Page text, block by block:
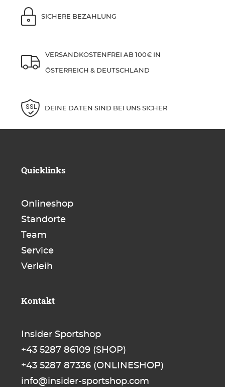
SICHERE BEZAHLUNG
VERSANDKOSTENFREI AB 100€ IN
ÖSTERREICH & DEUTSCHLAND
DEINE DATEN SIND BEI UNS SICHER
Quicklinks
Onlineshop
Standorte
Team
Service
Verleih
Kontakt
Insider Sportshop
+43 5287 86109 (SHOP)
+43 5287 87336 (ONLINESHOP)
info@insider-sportshop.com